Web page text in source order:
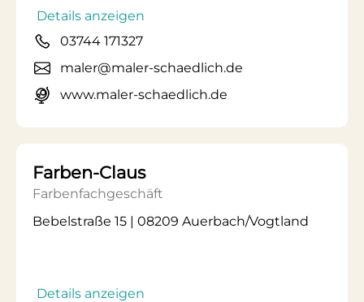
Details anzeigen
03744 171327
maler@maler-schaedlich.de
www.maler-schaedlich.de
Farben-Claus
Farbenfachgeschäft
Bebelstraße 15 | 08209 Auerbach/Vogtland
Details anzeigen